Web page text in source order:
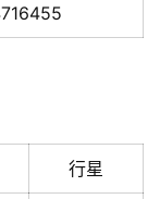
行星